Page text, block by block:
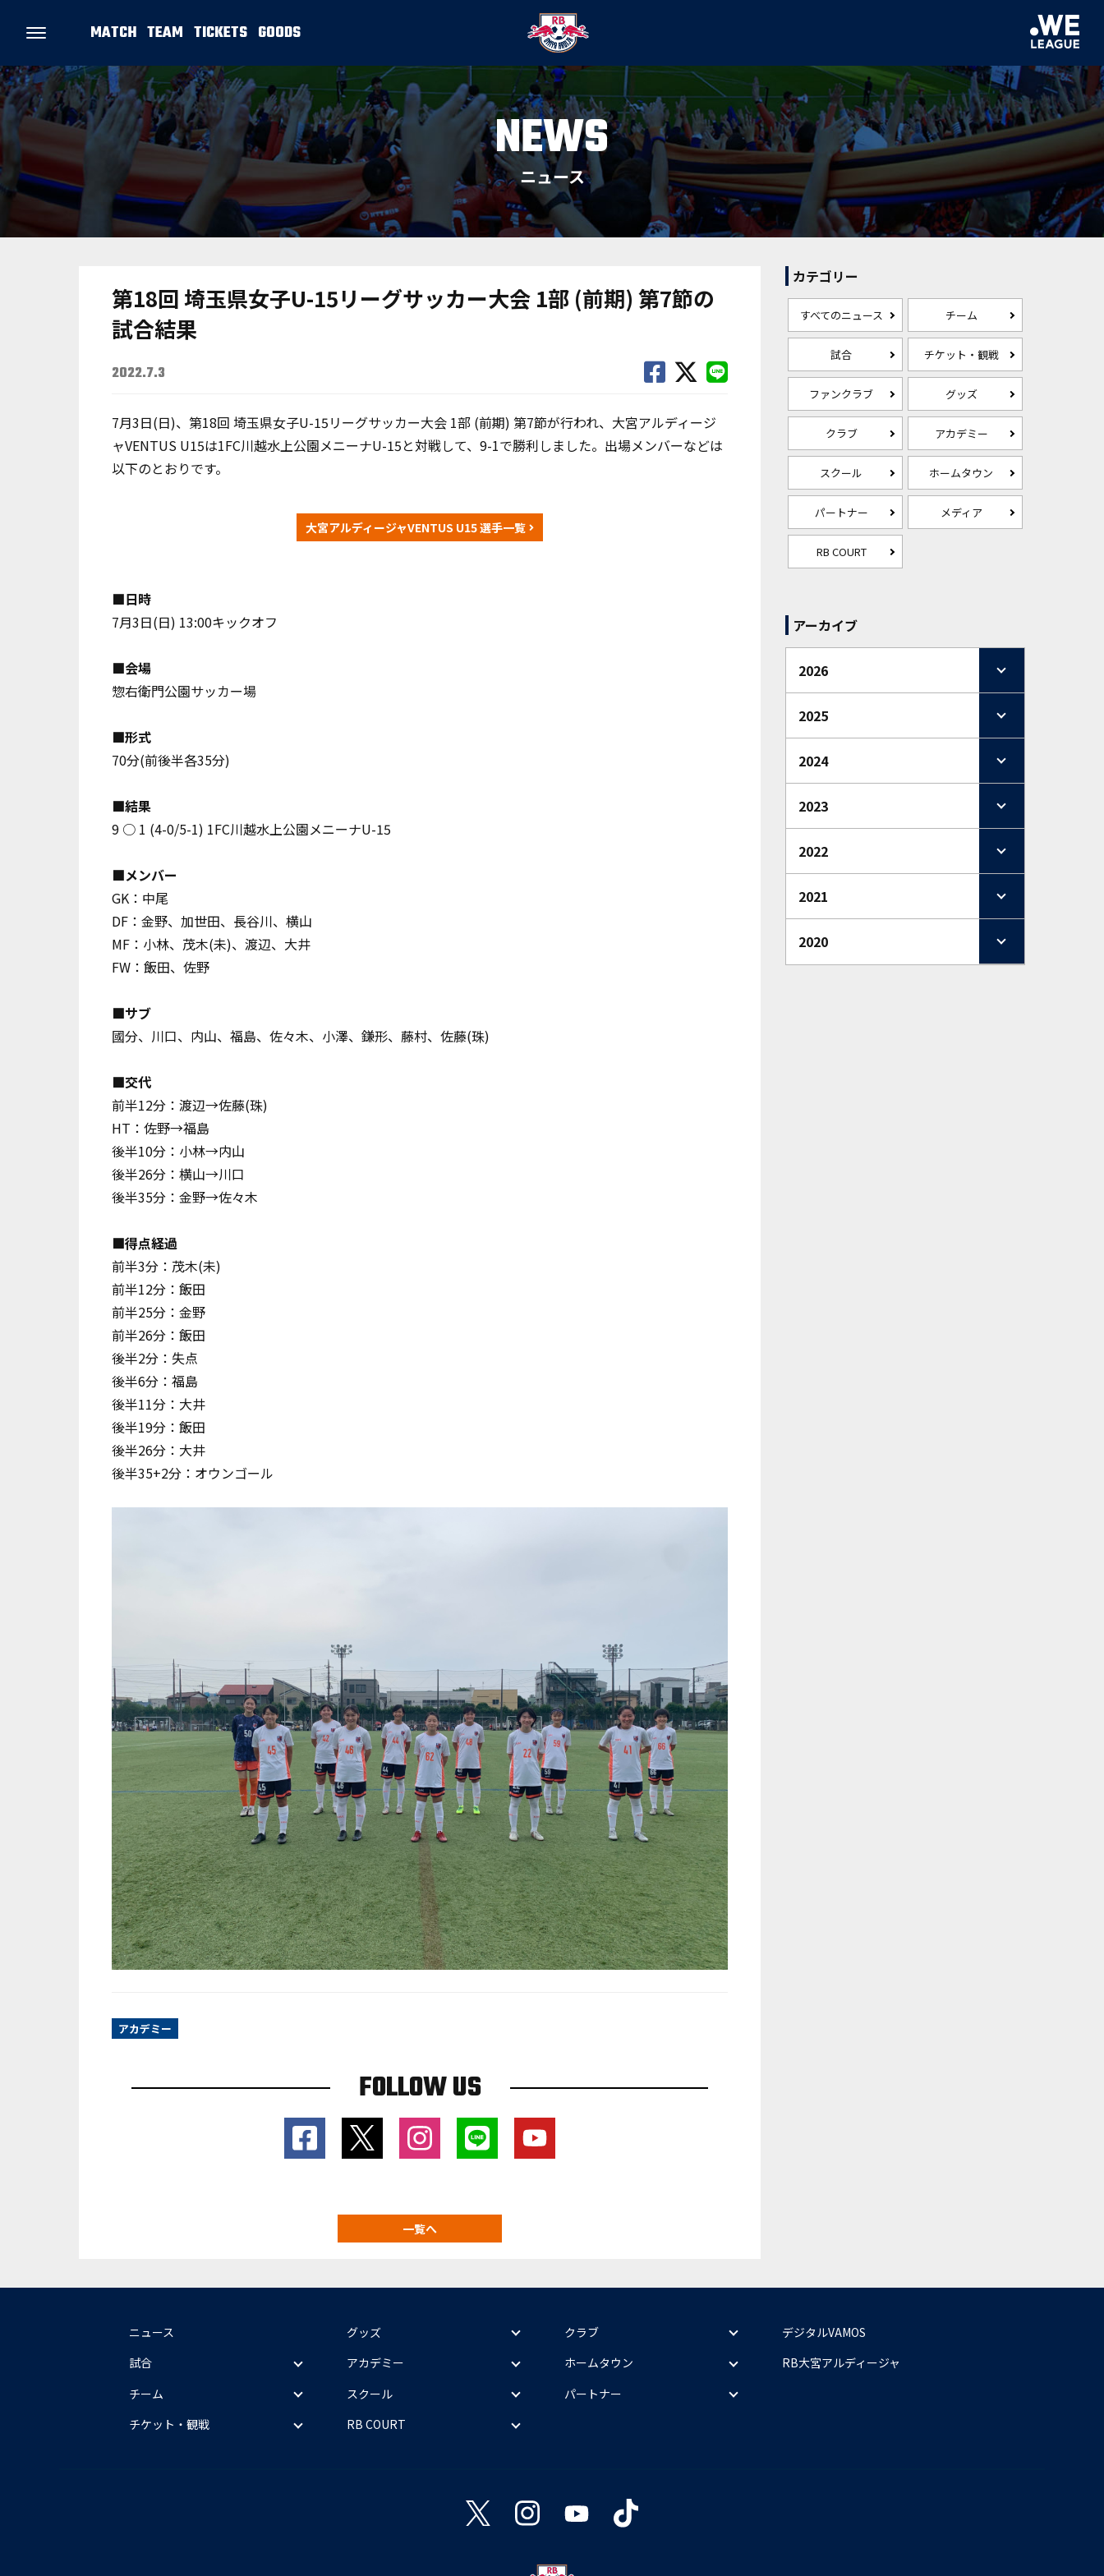
MATCH TEAM TICKETS GOODS
NEWS
ニュース
第18回 埼玉県女子U-15リーグサッカー大会 1部 (前期) 第7節の
試合結果
2022.7.3
7月3日(日)、第18回 埼玉県女子U-15リーグサッカー大会 1部 (前期) 第7節が行われ、大宮アルディージ
ャVENTUS U15は1FC川越水上公園メニーナU-15と対戦して、9-1で勝利しました。出場メンバーなどは
以下のとおりです。
大宮アルディージャVENTUS U15 選手一覧
■日時
7月3日(日) 13:00キックオフ
■会場
惣右衛門公園サッカー場
■形式
70分(前後半各35分)
■結果
9 ○ 1 (4-0/5-1) 1FC川越水上公園メニーナU-15
■メンバー
GK：中尾
DF：金野、加世田、長谷川、横山
MF：小林、茂木(未)、渡辺、大井
FW：飯田、佐野
■サブ
國分、川口、内山、福島、佐々木、小澤、鎌形、藤村、佐藤(珠)
■交代
前半12分：渡辺→佐藤(珠)
HT：佐野→福島
後半10分：小林→内山
後半26分：横山→川口
後半35分：金野→佐々木
■得点経過
前半3分：茂木(未)
前半12分：飯田
前半25分：金野
前半26分：飯田
後半2分：失点
後半6分：福島
後半11分：大井
後半19分：飯田
後半26分：大井
後半35+2分：オウンゴール
アカデミー
FOLLOW US
一覧へ
カテゴリー
すべてのニュース チーム
試合 チケット・観戦
ファンクラブ グッズ
クラブ アカデミー
スクール ホームタウン
パートナー メディア
RB COURT
アーカイブ
2026
2025
2024
2023
2022
2021
2020
ニュース
試合
チーム
チケット・観戦
グッズ
アカデミー
スクール
RB COURT
クラブ
ホームタウン
パートナー
デジタルVAMOS
RB大宮アルディージャ